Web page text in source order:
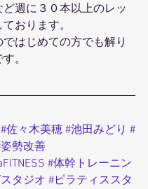
週に３０本以上のレッ
おります。
はじめての方でも解り
。
#佐々木美穂 #池田みどり #
勢改善
#体幹トレーニン
タジオ #ピラティススタ